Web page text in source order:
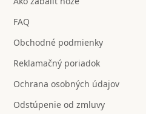
FAQ
Obchodné podmienky
Reklamačný poriadok
Ochrana osobných údajov
Odstúpenie od zmluvy